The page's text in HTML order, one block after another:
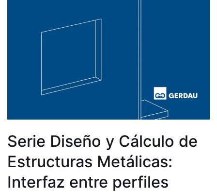
Serie Diseño y Cálculo de
Estructuras Metálicas:
Interfaz entre perfiles